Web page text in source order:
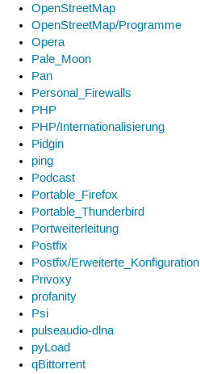
OpenStreetMap
OpenStreetMap/Programme
Opera
Pale_Moon
Pan
Personal_Firewalls
PHP
PHP/Internationalisierung
Pidgin
ping
Podcast
Portable_Firefox
Portable_Thunderbird
Portweiterleitung
Postfix
Postfix/Erweiterte_Konfiguration
Privoxy
profanity
Psi
pulseaudio-dlna
pyLoad
qBittorrent